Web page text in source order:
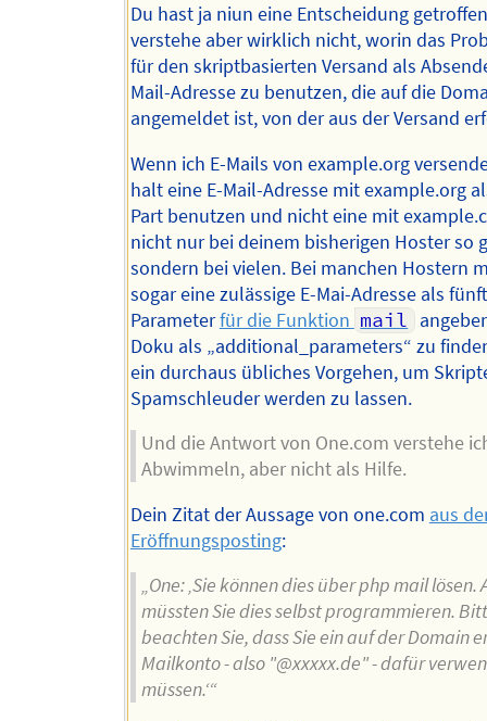
Du hast ja niun eine Entscheidung
verstehe aber wirklich nicht, worin das
für den skriptbasierten Versand als
Mail-Adresse zu benutzen, die auf die
angemeldet ist, von der aus der Versand
Wenn ich E-Mails von example.org
halt eine E-Mail-Adresse mit example.org
Part benutzen und nicht eine mit
nicht nur bei deinem bisherigen Hoster so
sondern bei vielen. Bei manchen Hostern
sogar eine zulässige E-Mai-Adresse als
Parameterfür die Funktion mail
Doku als „additional_parameters“ zu
ein durchaus übliches Vorgehen, um
Spamschleuder werden zu lassen.
Und die Antwort von One.com verstehe
Abwimmeln, aber nicht als Hilfe.
Dein Zitat der Aussage von one.com aus
Eröffnungsposting:
„One: ‚Sie können dies über php mail lösen.
müssten Sie dies selbst programmieren.
beachten Sie, dass Sie ein auf der Domain
Mailkonto - also "@xxxxx.de" - dafür
müssen.‘“